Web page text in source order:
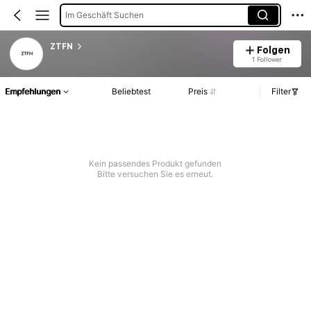
Im Geschäft Suchen
ZTFN Folgen
1 Follower
Empfehlungen Beliebtest Preis Filter
Kein passendes Produkt gefunden
Bitte versuchen Sie es erneut.